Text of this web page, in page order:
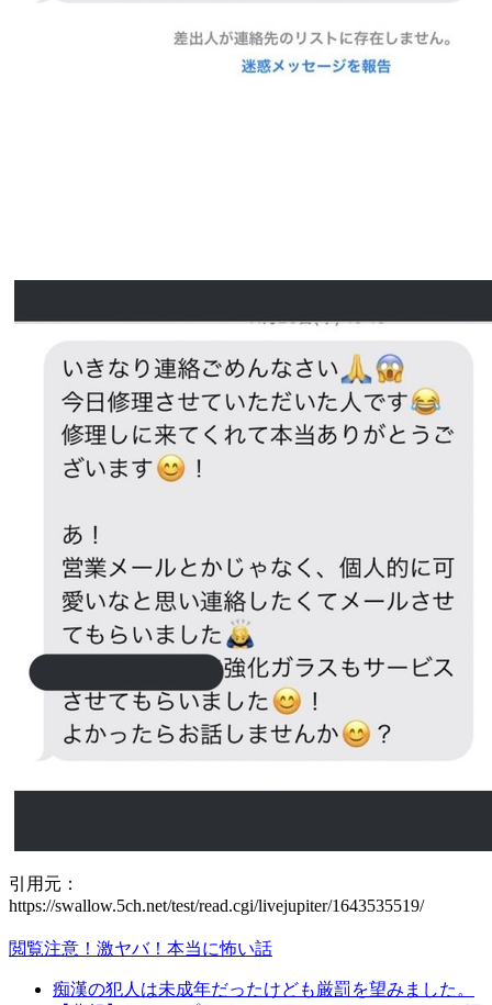
引用元：
https://swallow.5ch.net/test/read.cgi/livejupiter/1643535519/
閲覧注意！激ヤバ！本当に怖い話
痴漢の犯人は未成年だったけども厳罰を望みました。